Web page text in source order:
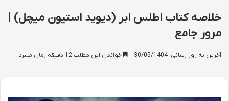
خلاصه کتاب اطلس ابر (دیوید استیون میچل) |
مرور جامع
آخرین به روز رسانی: 30/05/1404 خواندن این مطلب 12 دقیقه زمان میبرد